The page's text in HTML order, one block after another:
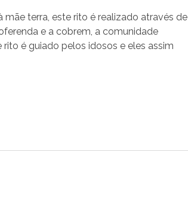
terra, este rito é realizado através de
e a cobrem, a comunidade
é guiado pelos idosos e eles assim